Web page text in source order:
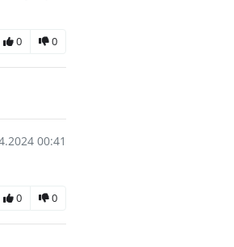
0 0
00:41
0 0